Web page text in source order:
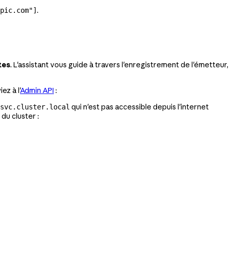
.
. L'assistant vous guide à travers l'enregistrement de l'émetteur,
à l'Admin API :
qui n'est pas accessible depuis l'internet
cluster :